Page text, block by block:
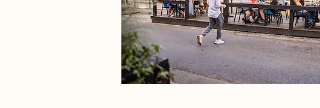
Au Coeur de l'Ardoise in Bertrix:
de verborgen parel onder de
Ardennen